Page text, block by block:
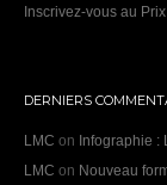
Inscrivez-vous au
DERNIERS
LMC on Infographie
LMC on Nouveau